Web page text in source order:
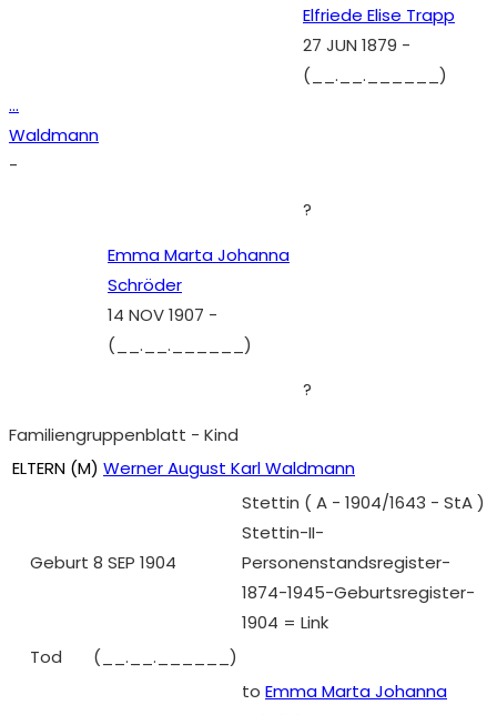
Elfriede Elise Trapp
27 JUN 1879 -
(__.__.______)
...
Waldmann
-
?
Emma Marta Johanna
Schröder
14 NOV 1907 -
(__.__.______)
?
Familiengruppenblatt - Kind
ELTERN (M) Werner August Karl Waldmann
Geburt 8 SEP 1904
Stettin ( A - 1904/1643 - StA )
Stettin-II-
Personenstandsregister-
1874-1945-Geburtsregister-
1904 = Link
Tod
(__.__.______)
to Emma Marta Johanna